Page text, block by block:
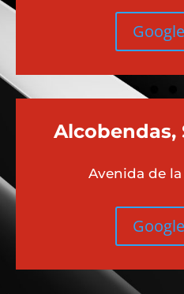
Alcobendas,
Avenida de